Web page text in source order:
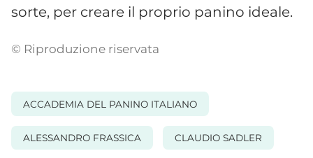
sorte, per creare il proprio panino ideale.
© Riproduzione riservata
ACCADEMIA DEL PANINO ITALIANO
ALESSANDRO FRASSICA CLAUDIO SADLER